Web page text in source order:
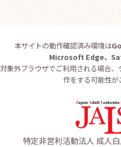
Ph(-
171
UMIN000010619
参加施設一覧
研究概要
本サイトの動作確認済み環境は
Microsoft Edge、
対象外ブラウザでご利用される場合
作をする可能性が
特定非営利活動法人 成人